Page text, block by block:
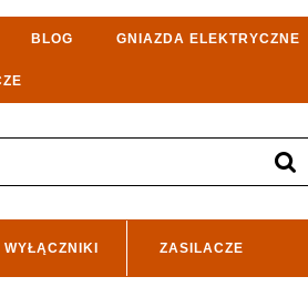
BLOG GNIAZDA ELEKTRYCZNE
ZASILACZE